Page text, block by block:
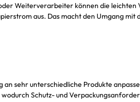
Weiterverarbeiter können die leichten
aus. Das macht den Umgang
sehr unterschiedliche Produkte
Schutz- und